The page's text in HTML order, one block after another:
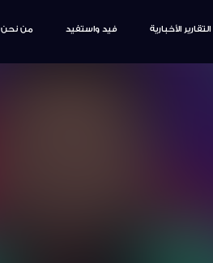
التقارير الأخبارية فيد واستفيد من نحن